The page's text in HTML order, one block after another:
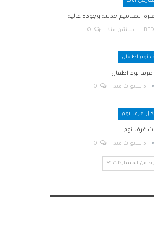
تصاميم حديثة وجودة عالية
BEDROMER@ADMIN سنتين منذ
نوم اطفال
غرف نوم اطفال
5 سنوات منذ
غرف نوم
غرف نوم
5 سنوات منذ
من المشاركات